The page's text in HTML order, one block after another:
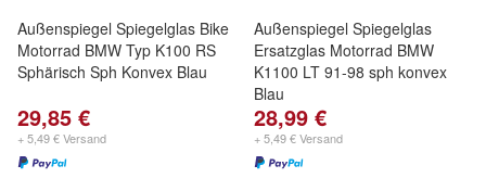
Außenspiegel Spiegelglas Bike
Motorrad BMW Typ K100 RS
Sphärisch Sph Konvex Blau
29,85 €
+ 5,49 € Versand
Außenspiegel Spiegelglas
Ersatzglas Motorrad BMW
K1100 LT 91-98 sph konvex
Blau
28,99 €
+ 5,49 € Versand